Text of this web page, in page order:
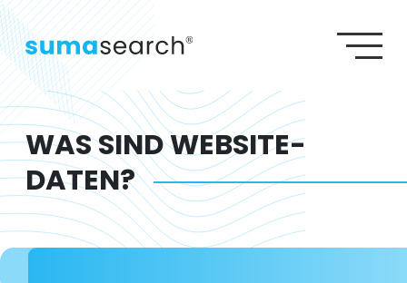
Agenturleistungen Lexikon Wiki
Karriere
Kontakt
SSEO AGENTUR
SSEA AGENTUR
G
GEO AGENTUR
W
WEBDESIGN AGENTUR
WAS SIND WEBSITE-
DATEN?